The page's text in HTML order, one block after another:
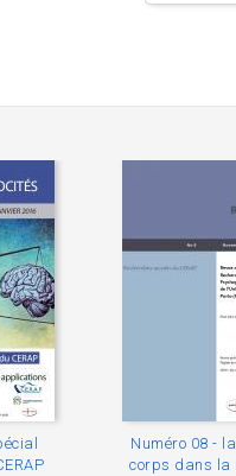
Numéro 08 -
corps dans la